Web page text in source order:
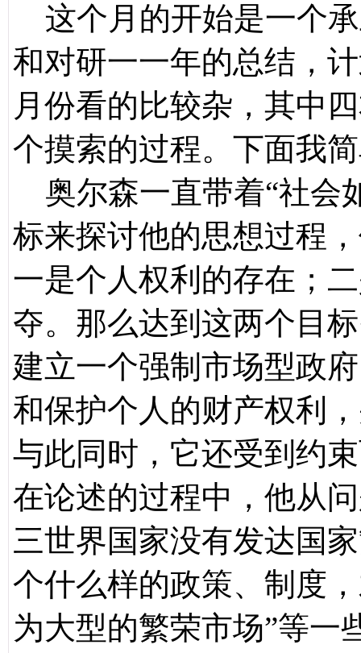
这个月的开始是一个
和对研一一年的总结，
月份看的比较杂，其中
个摸索的过程。下面我
奥尔森一直带着“社会
标来探讨他的思想过程
一是个人权利的存在；
夺。那么达到这两个目
建立一个强制市场型政
和保护个人的财产权利
与此同时，它还受到约
在论述的过程中，他从
三世界国家没有发达国
个什么样的政策、制度
为大型的繁荣市场”等一